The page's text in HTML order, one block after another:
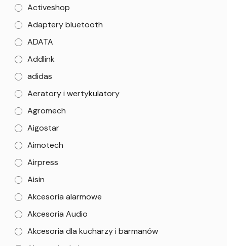
Activeshop
Adaptery bluetooth
ADATA
Addlink
adidas
Aeratory i wertykulatory
Agromech
Aigostar
Aimotech
Airpress
Aisin
Akcesoria alarmowe
Akcesoria Audio
Akcesoria dla kucharzy i barmanów